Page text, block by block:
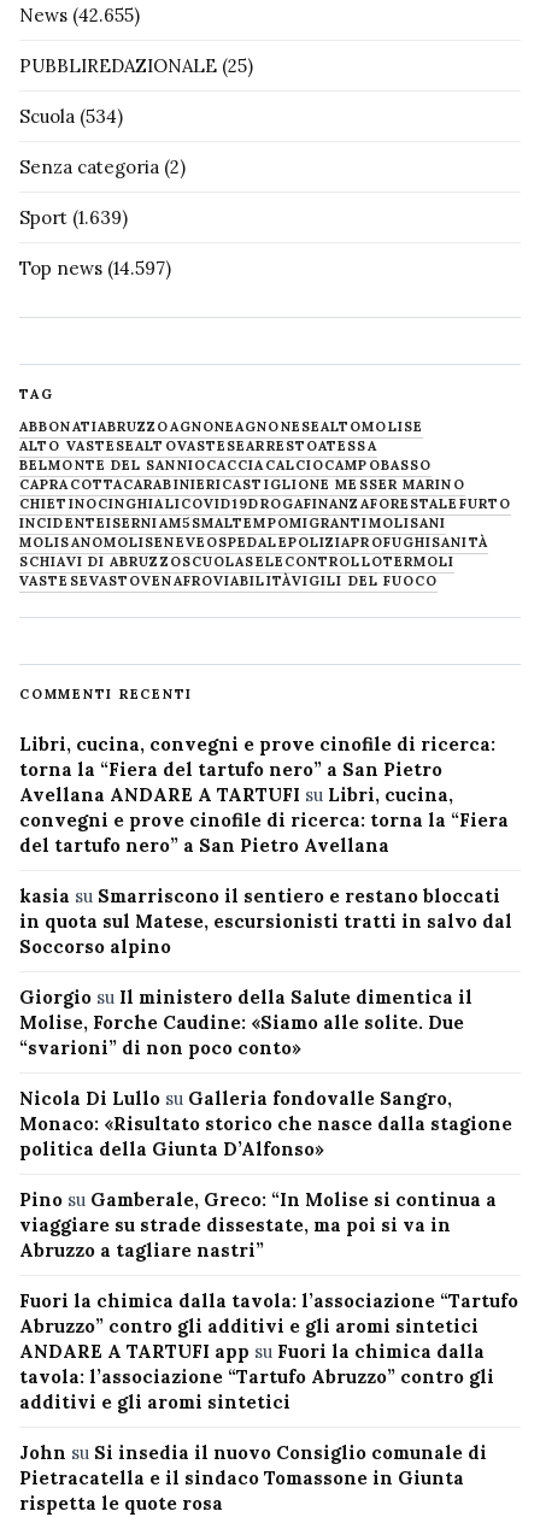
News (42.655)
PUBBLIREDAZIONALE (25)
Scuola (534)
Senza categoria (2)
Sport (1.639)
Top news (14.597)
TAG
ABBONATIABRUZZOAGNONEAGNONESEALTOMOLISE
ALTO VASTESEALTOVASTESEARRESTOATESSA
BELMONTE DEL SANNIOCACCIACALCIOCAMPOBASSO
CAPRACOTTACARABINIERICASTIGLIONE MESSER MARINO
CHIETINOCINGHIALICOVID19DROGAFINANZAFORESTALE FURTO
INCIDENTEISERNIAM5SMALTEMPOMIGRANTIMOLISANI
MOLISANOMOLISENEVE OSPEDALEPOLIZIAPROFUGHISANITÀ
SCHIAVI DI ABRUZZOSCUOLASELECONTROLLOTERMOLI
VASTESEVASTOVENAFROVIABILITÀVIGILI DEL FUOCO
COMMENTI RECENTI
Libri, cucina, convegni e prove cinofile di ricerca:
torna la “Fiera del tartufo nero” a San Pietro
Avellana ANDARE A TARTUFI su Libri, cucina,
convegni e prove cinofile di ricerca: torna la “Fiera
del tartufo nero” a San Pietro Avellana
kasia su Smarriscono il sentiero e restano bloccati
in quota sul Matese, escursionisti tratti in salvo dal
Soccorso alpino
Giorgio su Il ministero della Salute dimentica il
Molise, Forche Caudine: «Siamo alle solite. Due
“svarioni” di non poco conto»
Nicola Di Lullo su Galleria fondovalle Sangro,
Monaco: «Risultato storico che nasce dalla stagione
politica della Giunta D’Alfonso»
Pino su Gamberale, Greco: “In Molise si continua a
viaggiare su strade dissestate, ma poi si va in
Abruzzo a tagliare nastri”
Fuori la chimica dalla tavola: l’associazione “Tartufo
Abruzzo” contro gli additivi e gli aromi sintetici
ANDARE A TARTUFI app su Fuori la chimica dalla
tavola: l’associazione “Tartufo Abruzzo” contro gli
additivi e gli aromi sintetici
John su Si insedia il nuovo Consiglio comunale di
Pietracatella e il sindaco Tomassone in Giunta
rispetta le quote rosa